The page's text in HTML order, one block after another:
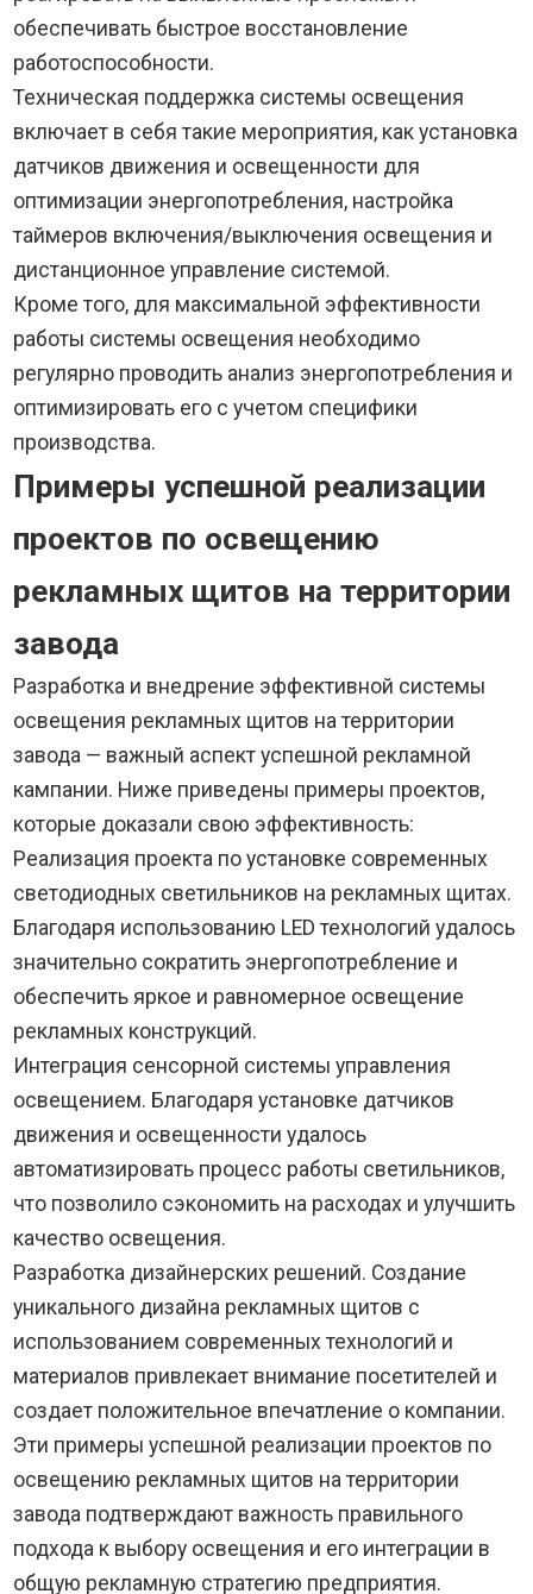
обеспечивать быстрое восстановление
работоспособности.
Техническая поддержка системы освещения
включает в себя такие мероприятия, как установка
датчиков движения и освещенности для
оптимизации энергопотребления, настройка
таймеров включения/выключения освещения и
дистанционное управление системой.
Кроме того, для максимальной эффективности
работы системы освещения необходимо
регулярно проводить анализ энергопотребления и
оптимизировать его с учетом специфики
производства.
Примеры успешной реализации
проектов по освещению
рекламных щитов на территории
завода
Разработка и внедрение эффективной системы
освещения рекламных щитов на территории
завода — важный аспект успешной рекламной
кампании. Ниже приведены примеры проектов,
которые доказали свою эффективность:
Реализация проекта по установке современных
светодиодных светильников на рекламных щитах.
Благодаря использованию LED технологий удалось
значительно сократить энергопотребление и
обеспечить яркое и равномерное освещение
рекламных конструкций.
Интеграция сенсорной системы управления
освещением. Благодаря установке датчиков
движения и освещенности удалось
автоматизировать процесс работы светильников,
что позволило сэкономить на расходах и улучшить
качество освещения.
Разработка дизайнерских решений. Создание
уникального дизайна рекламных щитов с
использованием современных технологий и
материалов привлекает внимание посетителей и
создает положительное впечатление о компании.
Эти примеры успешной реализации проектов по
освещению рекламных щитов на территории
завода подтверждают важность правильного
подхода к выбору освещения и его интеграции в
общую рекламную стратегию предприятия.